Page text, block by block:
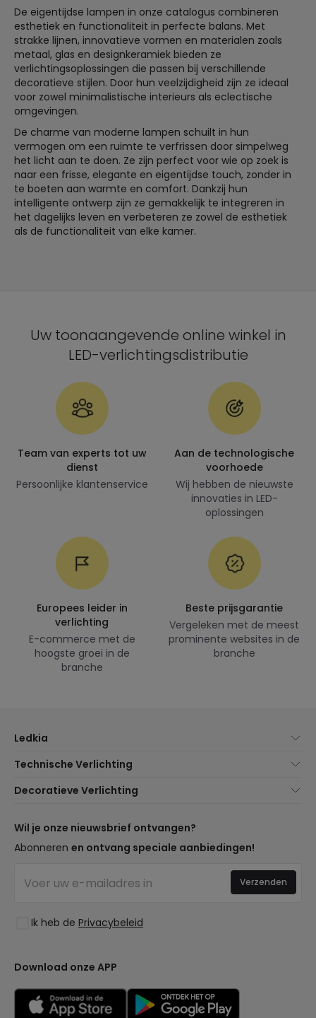
De eigentijdse lampen in onze catalogus combineren
esthetiek en functionaliteit in perfecte balans. Met
strakke lijnen, innovatieve vormen en materialen zoals
metaal, glas en designkeramiek bieden ze
verlichtingsoplossingen die passen bij verschillende
decoratieve stijlen. Door hun veelzijdigheid zijn ze ideaal
voor zowel minimalistische interieurs als eclectische
omgevingen.
De charme van moderne lampen schuilt in hun
vermogen om een ruimte te verfrissen door simpelweg
het licht aan te doen. Ze zijn perfect voor wie op zoek is
naar een frisse, elegante en eigentijdse touch, zonder in
te boeten aan warmte en comfort. Dankzij hun
intelligente ontwerp zijn ze gemakkelijk te integreren in
het dagelijks leven en verbeteren ze zowel de esthetiek
als de functionaliteit van elke kamer.
Uw toonaangevende online winkel in
LED-verlichtingsdistributie
Team van experts tot uw
dienst
Persoonlijke klantenservice
Aan de technologische
voorhoede
Wij hebben de nieuwste
innovaties in LED-
oplossingen
Europees leider in
verlichting
E-commerce met de
hoogste groei in de
branche
Beste prijsgarantie
Vergeleken met de meest
prominente websites in de
branche
Ledkia
Klantenservice
Verzendmethoden
Bent u een Professional?
Veelgestelde Vragen (FAQ)
Technische Verlichting
Merken
LED Besparingscalculator
Bedrijfsverlichting
Decoratieve Verlichting
Trends
Premium Decoratiemerken
Ruimtes
Collecties
Wil je onze nieuwsbrief ontvangen?
Abonneren en ontvang speciale aanbiedingen!
Ik heb de Privacybeleid
Verzenden
Download onze APP